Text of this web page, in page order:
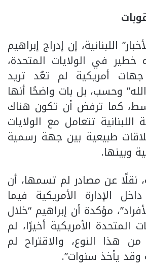
اللبنانية، إن إدراج إبراهيم
في الولايات المتحدة،
أمريكية لم تعُد تريد
وحسب، بل بات واضحًا أنها
كما ترفض أن تكون هناك
تتعامل مع الولايات
طبيعية بين جهة رسمية
وبينها.
نقلًا عن مصادر لم تسمها، أن
الإدارة الأمريكية فيما
مؤكدة أن إبراهيم “خلال
المتحدة الأمريكية أخيرًا، لم
هذا النوع، والاقتراح لم
يأخذ سنوات”.